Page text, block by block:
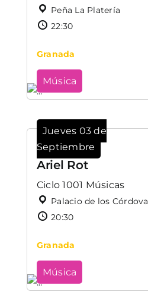
Peña La Platería
22:30
Granada
Música
Jueves 03 de
Septiembre
Ariel Rot
Ciclo 1001 Músicas
Palacio de los Córdova
20:30
Granada
Música